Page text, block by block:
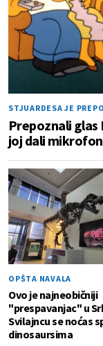
STJUARDESA JE
Prepoznali glas
joj dali
OPŠTA NAVALA
Ovo je najneobičniji
"prespavanjac" u
Svilajncu se noćas
dinosaursima